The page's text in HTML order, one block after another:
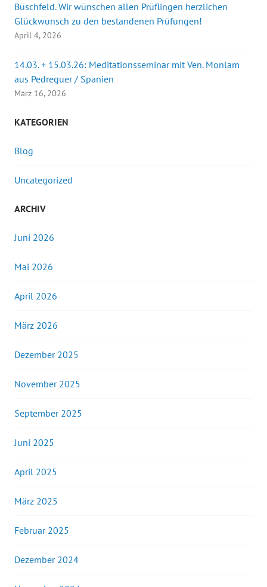
Büschfeld. Wir wünschen allen Prüflingen herzlichen
Glückwunsch zu den bestandenen Prüfungen!
April 4, 2026
14.03. + 15.03.26: Meditationsseminar mit Ven. Monlam
aus Pedreguer / Spanien
März 16, 2026
KATEGORIEN
Blog
Uncategorized
ARCHIV
Juni 2026
Mai 2026
April 2026
März 2026
Dezember 2025
November 2025
September 2025
Juni 2025
April 2025
März 2025
Februar 2025
Dezember 2024